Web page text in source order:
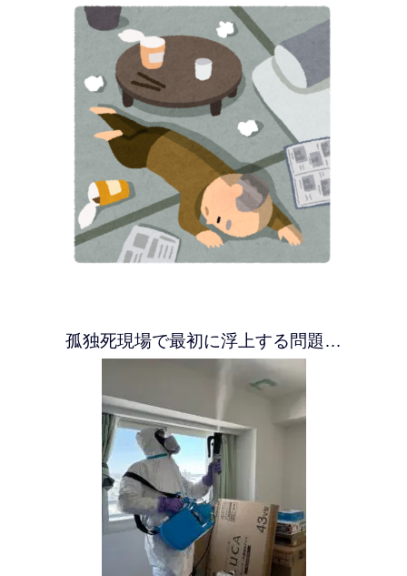
孤独死現場で最初に浮上する問題…